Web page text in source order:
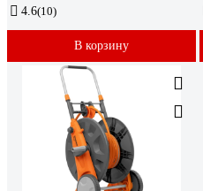
4.6(10)
В корзину